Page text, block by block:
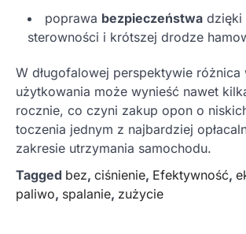
poprawa bezpieczeństwa dzięki
sterowności i krótszej drodze
W długofalowej perspektywie różnica
użytkowania może wynieść nawet
rocznie, co czyni zakup opon o
toczenia jednym z najbardziej
zakresie utrzymania samochodu.
Tagged bez, ciśnienie, Efektywność,
paliwo, spalanie, zużycie